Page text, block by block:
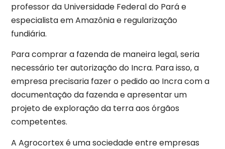
professor da Universidade Federal do Pará e
especialista em Amazônia e regularização
fundiária.
Para comprar a fazenda de maneira legal, seria
necessário ter autorização do Incra. Para isso, a
empresa precisaria fazer o pedido ao Incra com a
documentação da fazenda e apresentar um
projeto de exploração da terra aos órgãos
competentes.
A Agrocortex é uma sociedade entre empresas